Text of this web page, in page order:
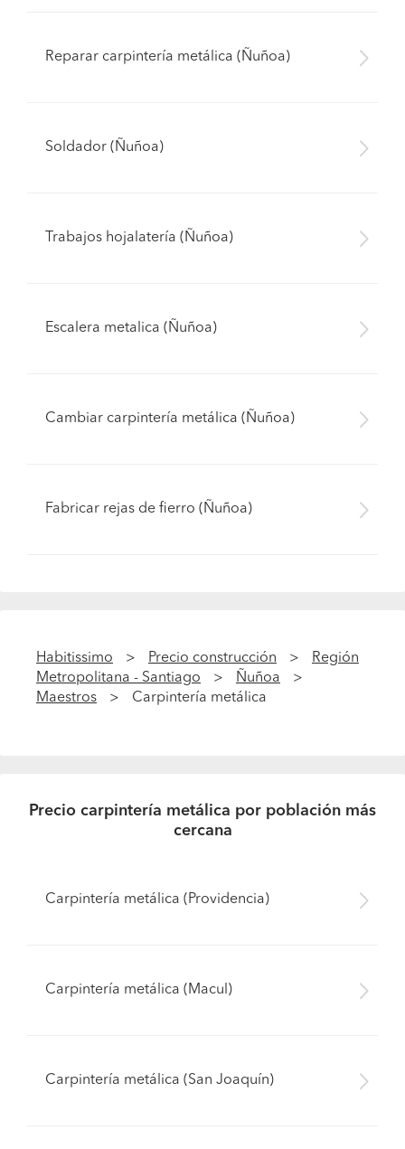
Reparar carpintería metálica (Ñuñoa)
Soldador (Ñuñoa)
Trabajos hojalatería (Ñuñoa)
Escalera metalica (Ñuñoa)
Cambiar carpintería metálica (Ñuñoa)
Fabricar rejas de fierro (Ñuñoa)
Habitissimo Precio construcción
Región
Metropolitana - Santiago
Ñuñoa
Maestros
Carpintería metálica
Precio carpintería metálica por población más
cercana
Carpintería metálica (Providencia)
Carpintería metálica (Macul)
Carpintería metálica (San Joaquín)